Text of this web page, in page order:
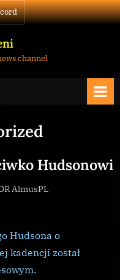
channel
Hudsonowi
AlmusPL
Hudsona o
kadencji został